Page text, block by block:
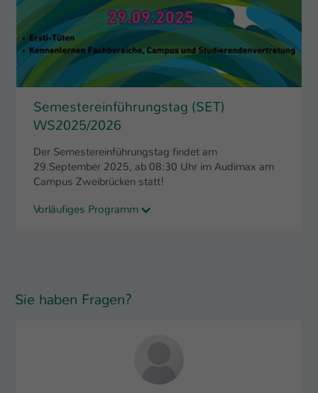
Semestereinführungstag (SET)
WS2025/2026
Der Semestereinführungstag findet am
29.September 2025, ab 08:30 Uhr im Audimax am
Campus Zweibrücken statt!
Vorläufiges Programm
Sie haben Fragen?
Name be_typo_user
Anbieter TYPO3
Laufzeit 1 Tag
Dieser Cookie teilt der Webseite mit, ob
ein Besucher im Typo3-Backend
angemeldet ist und Rechte besitzt diese
zu verwalten.